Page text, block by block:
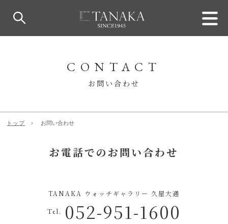
CONTACT
お問い合わせ
トップ お問い合わせ
お電話でのお問い合わせ
TANAKA ウォッチギャラリー 久屋大通
Tel. 052-951-1600